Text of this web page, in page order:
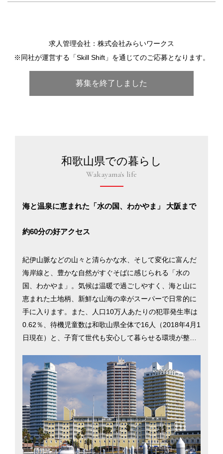
募集を終了しました
求人管理会社：株式会社みらいワークス
※同社が運営する「Skill Shift」を通じてのご応募となります。
和歌山県での暮らし
Wakayama's life
海と温泉に恵まれた「水の国、わかやま」 大阪まで
約60分の好アクセス
紀伊山脈などの山々と清らかな水、そして変化に富んだ
海岸線と、豊かな自然がすぐそばに感じられる「水の
国、わかやま」。気候は温暖で過ごしやすく、海と山に
恵まれた土地柄、新鮮な山海の幸がスーパーで日常的に
手に入ります。また、人口10万人あたりの犯罪発生率は
0.62％、待機児童数は和歌山県全体で16人（2018年4月1
日現在）と、子育て世代も安心して暮らせる環境が整っ
には86世帯171人だった県内への新規移住者数は、2017
年には150世帯275人と右肩上がりで伸びています。和歌
山での移住を検討するのに役立つ情報を、県北部に位置
する県庁所在地の和歌山市を中心に掲載しています。